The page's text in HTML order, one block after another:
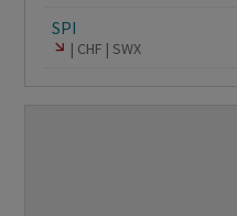
SPI
CHF SWX